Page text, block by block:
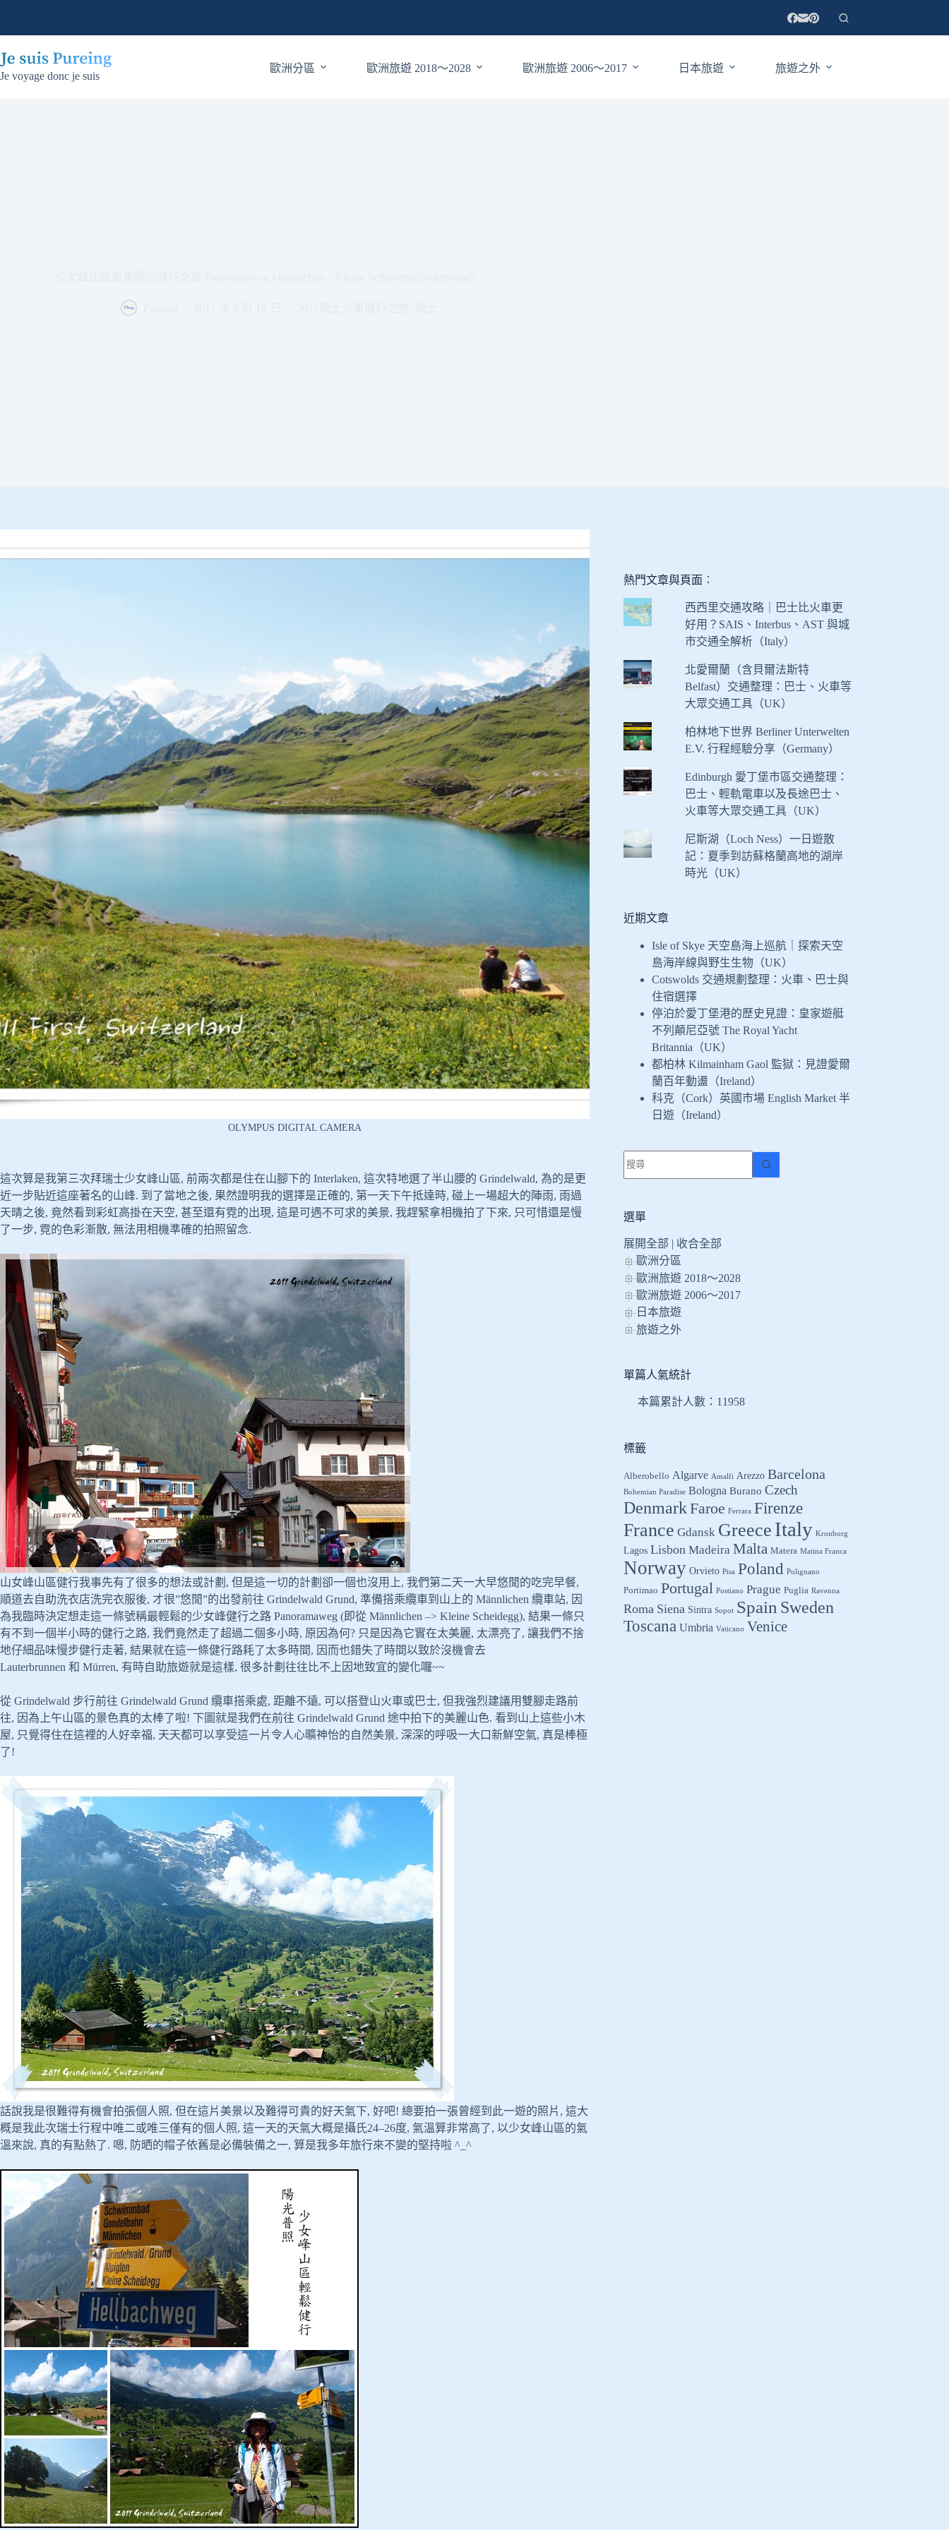
要
內
Je voyage donc je suis
歐洲分區 歐洲旅遊 2018～2028 歐洲旅遊 2006～2017 日本旅遊 旅遊之外
OLYMPUS DIGITAL CAMERA
這次算是我第三次拜瑞士少女峰山區, 前兩次都是住在山腳下的 Interlaken, 這次特地選了半山腰的 Grindelwald, 為的是更
近一步貼近這座著名的山峰. 到了當地之後, 果然證明我的選擇是正確的, 第一天下午抵達時, 碰上一場超大的陣雨, 雨過
天晴之後, 竟然看到彩虹高掛在天空, 甚至還有霓的出現, 這是可遇不可求的美景, 我趕緊拿相機拍了下來, 只可惜還是慢
了一步, 霓的色彩漸散, 無法用相機準確的拍照留念.
山女峰山區健行我事先有了很多的想法或計劃, 但是這一切的計劃卻一個也沒用上, 我們第二天一大早悠閒的吃完早餐,
順道去自助洗衣店洗完衣服後, 才很”悠閒”的出發前往 Grindelwald Grund, 準備搭乘纜車到山上的 Männlichen 纜車站, 因
為我臨時決定想走這一條號稱最輕鬆的少女峰健行之路 Panoramaweg (即從 Männlichen –> Kleine Scheidegg), 結果一條只
有不到一個半小時的健行之路, 我們竟然走了超過二個多小時, 原因為何? 只是因為它實在太美麗, 太漂亮了, 讓我們不捨
地仔細品味慢步健行走著, 結果就在這一條健行路耗了太多時間, 因而也錯失了時間以致於沒機會去
Lauterbrunnen 和 Mürren, 有時自助旅遊就是這樣, 很多計劃往往比不上因地致宜的變化囉~~
從 Grindelwald 步行前往 Grindelwald Grund 纜車搭乘處, 距離不遠, 可以搭登山火車或巴士, 但我強烈建議用雙腳走路前
往, 因為上午山區的景色真的太棒了啦! 下圖就是我們在前往 Grindelwald Grund 途中拍下的美麗山色. 看到山上這些小木
屋, 只覺得住在這裡的人好幸福, 天天都可以享受這一片令人心曠神怡的自然美景, 深深的呼吸一大口新鮮空氣, 真是棒極
了!
話說我是很難得有機會拍張個人照, 但在這片美景以及難得可貴的好天氣下, 好吧! 總要拍一張曾經到此一遊的照片, 這大
概是我此次瑞士行程中唯二或唯三僅有的個人照, 這一天的天氣大概是攝氏24–26度, 氣溫算非常高了, 以少女峰山區的氣
溫來說, 真的有點熱了. 嗯, 防晒的帽子依舊是必備裝備之一, 算是我多年旅行來不變的堅持啦 ^_^
熱門文章與頁面︰
西西里交通攻略｜巴士比火車更
好用？SAIS、Interbus、AST 與城
市交通全解析（Italy）
北愛爾蘭（含貝爾法斯特
Belfast）交通整理：巴士、火車等
大眾交通工具（UK）
柏林地下世界 Berliner Unterwelten
E.V. 行程經驗分享（Germany）
Edinburgh 愛丁堡市區交通整理：
巴士、輕軌電車以及長途巴士、
火車等大眾交通工具（UK）
尼斯湖（Loch Ness）一日遊散
記：夏季到訪蘇格蘭高地的湖岸
時光（UK）
近期文章
Isle of Skye 天空島海上巡航｜探索天空
島海岸線與野生生物（UK）
Cotswolds 交通規劃整理：火車、巴士與
住宿選擇
停泊於愛丁堡港的歷史見證：皇家遊艇
不列顛尼亞號 The Royal Yacht
Britannia（UK）
都柏林 Kilmainham Gaol 監獄：見證愛爾
蘭百年動盪（Ireland）
科克（Cork）英國市場 English Market 半
日遊（Ireland）
找
不
符
條
件
的
結
果
選單
展開全部 | 收合全部
歐洲分區
歐洲旅遊 2018～2028
歐洲旅遊 2006～2017
日本旅遊
旅遊之外
單篇人氣統計
本篇累計人數： 11958
標籤
Alberobello Algarve Amalfi Arezzo Barcelona
Bohemian Paradise Bologna Burano Czech
DenmarkFaroe Ferrara Firenze
France Gdansk Greece Italy Kronborg
Lagos Lisbon Madeira Malta Matera Matina Franca
Norway Orvieto Pisa Poland Polignano
Portimao Portugal Postiano Prague Puglia Ravenna
Roma Siena Sintra Sopot Spain Sweden
Toscana Umbria Vaticano Venice